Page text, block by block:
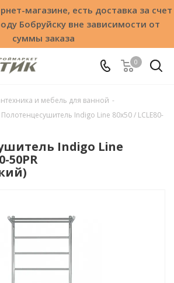
магазине, есть доставка за счет
Бобруйску вне зависимости от
суммы заказа
0
и мебель для ванной -
Полотенцесушитель Indigo Line 80x50 / LСLE80-
Indigo Line
50PR